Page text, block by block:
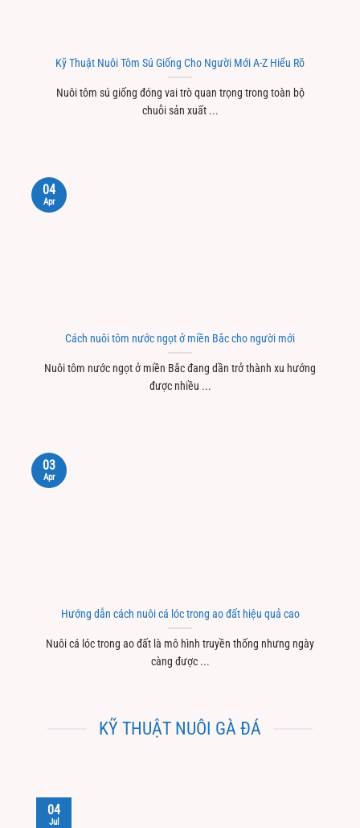
Kỹ Thuật Nuôi Tôm Sú Giống Cho Người Mới A-Z Hiểu Rõ
Nuôi tôm sú giống đóng vai trò quan trọng trong toàn bộ
chuỗi sản xuất ...
Cách nuôi tôm nước ngọt ở miền Bắc cho người mới
Nuôi tôm nước ngọt ở miền Bắc đang dần trở thành xu hướng
được nhiều ...
04
Apr
Hướng dẫn cách nuôi cá lóc trong ao đất hiệu quả cao
Nuôi cá lóc trong ao đất là mô hình truyền thống nhưng ngày
càng được ...
03
Apr
KỸ THUẬT NUÔI GÀ ĐÁ
04
Jul